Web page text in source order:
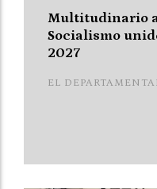
Multitudinario
Socialismo
2027
EL